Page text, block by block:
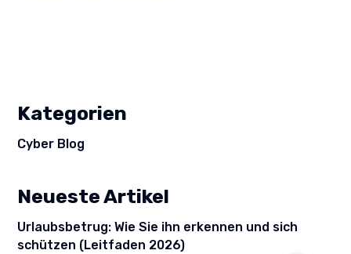
Kategorien
Cyber Blog
Neueste Artikel
Urlaubsbetrug: Wie Sie ihn erkennen und sich
schützen (Leitfaden 2026)